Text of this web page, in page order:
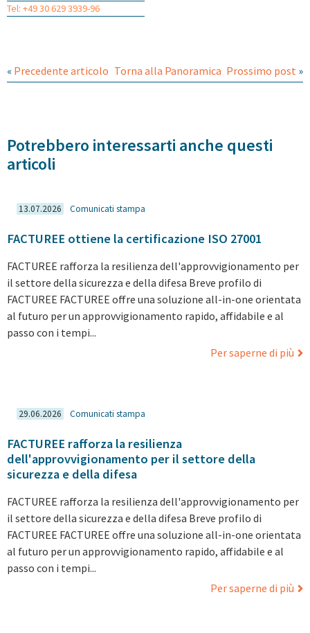
Tel: +49 30 629 3939-96
« Precedente articolo Torna alla Panoramica Prossimo post »
Potrebbero interessarti anche questi
articoli
13.07.2026 Comunicati stampa
FACTUREE ottiene la certificazione ISO 27001
FACTUREE rafforza la resilienza dell'approvvigionamento per
il settore della sicurezza e della difesa Breve profilo di
FACTUREE FACTUREE offre una soluzione all-in-one orientata
al futuro per un approvvigionamento rapido, affidabile e al
passo con i tempi...
Per saperne di più
29.06.2026 Comunicati stampa
FACTUREE rafforza la resilienza
dell'approvvigionamento per il settore della
sicurezza e della difesa
FACTUREE rafforza la resilienza dell'approvvigionamento per
il settore della sicurezza e della difesa Breve profilo di
FACTUREE FACTUREE offre una soluzione all-in-one orientata
al futuro per un approvvigionamento rapido, affidabile e al
passo con i tempi...
Per saperne di più